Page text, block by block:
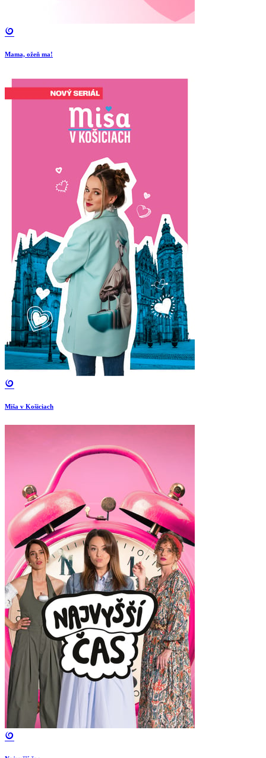
Mama, ožeň ma!
Miša v Košiciach